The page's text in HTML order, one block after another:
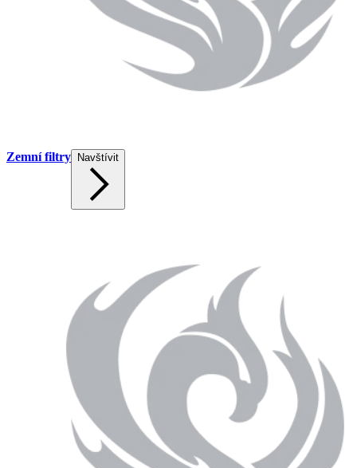
Zemní filtry Navštívit